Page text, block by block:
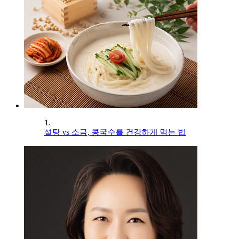
1.
설탕 vs 소금, 콩국수를 건강하게 먹는 법